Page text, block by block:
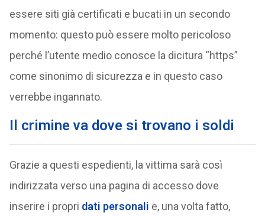
essere siti già certificati e bucati in un secondo
momento: questo può essere molto pericoloso
perché l’utente medio conosce la dicitura “https”
come sinonimo di sicurezza e in questo caso
verrebbe ingannato.
Il crimine va dove si trovano i soldi
Grazie a questi espedienti, la vittima sarà così
indirizzata verso una pagina di accesso dove
inserire i propri dati personali e, una volta fatto,